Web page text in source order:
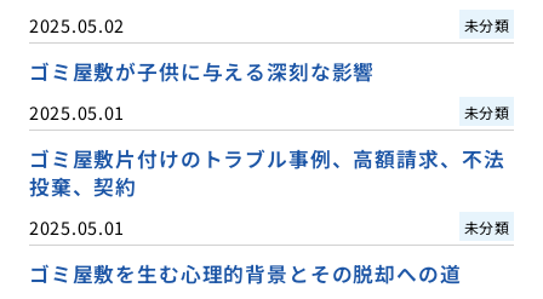
2025.05.02 未分類
ゴミ屋敷が子供に与える深刻な影響
2025.05.01 未分類
ゴミ屋敷片付けのトラブル事例、高額請求、不法
投棄、契約
2025.05.01 未分類
ゴミ屋敷を生む心理的背景とその脱却への道